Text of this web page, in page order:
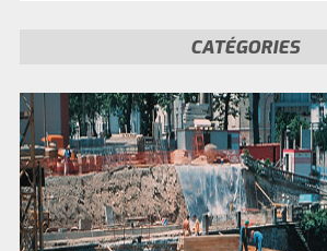
CATÉGORIES